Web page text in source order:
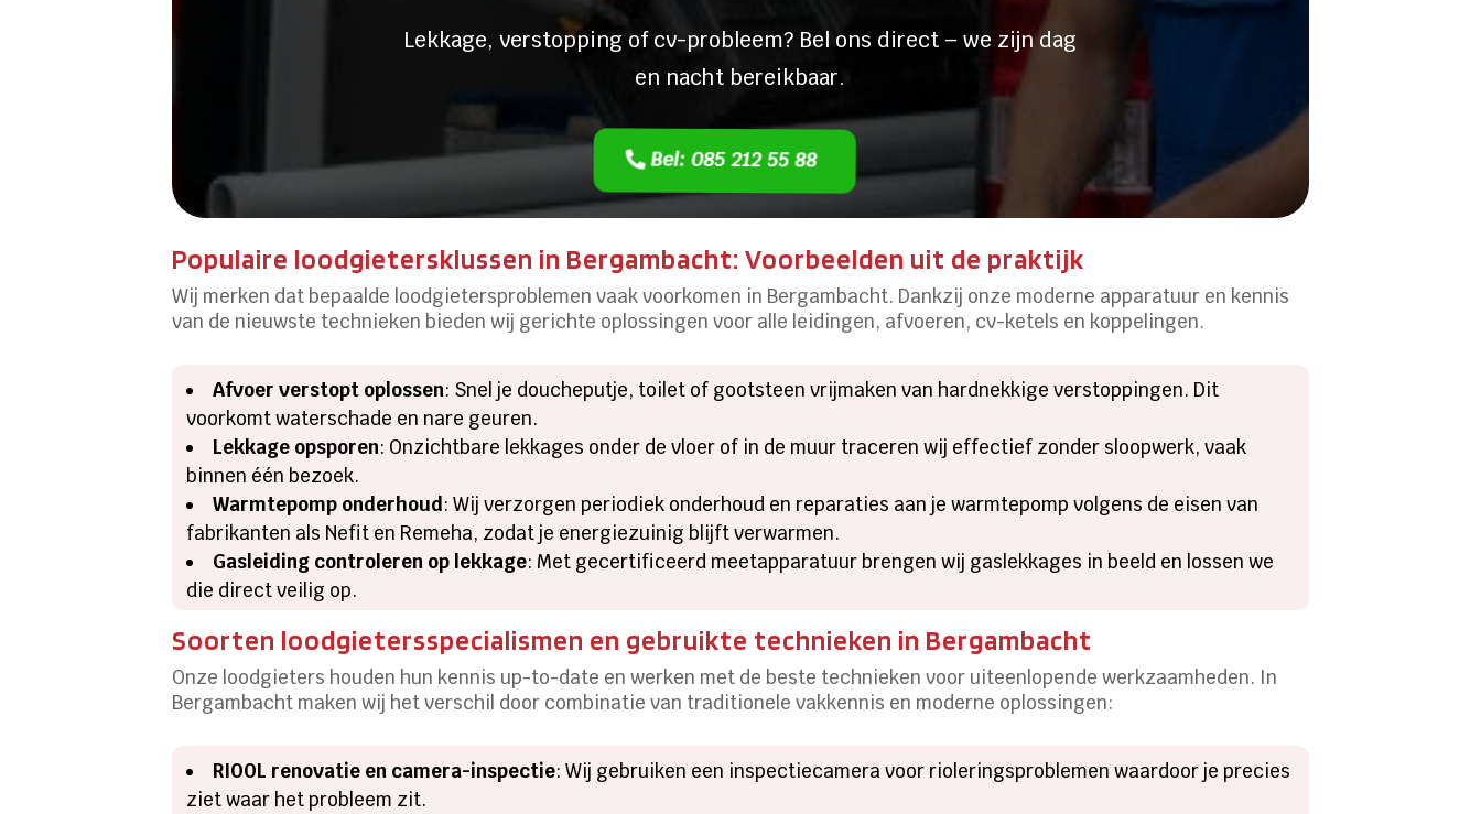
Lekkage, verstopping of cv-probleem? Bel ons direct – we zijn dag
en nacht bereikbaar.
Bel: 085 212 55 88
Populaire loodgietersklussen in Bergambacht: Voorbeelden uit de praktijk
Wij merken dat bepaalde loodgietersproblemen vaak voorkomen in Bergambacht. Dankzij onze moderne apparatuur en kennis
van de nieuwste technieken bieden wij gerichte oplossingen voor alle leidingen, afvoeren, cv-ketels en koppelingen.
Afvoer verstopt oplossen: Snel je doucheputje, toilet of gootsteen vrijmaken van hardnekkige verstoppingen. Dit
voorkomt waterschade en nare geuren.
Lekkage opsporen: Onzichtbare lekkages onder de vloer of in de muur traceren wij effectief zonder sloopwerk, vaak
binnen één bezoek.
Warmtepomp onderhoud: Wij verzorgen periodiek onderhoud en reparaties aan je warmtepomp volgens de eisen van
fabrikanten als Nefit en Remeha, zodat je energiezuinig blijft verwarmen.
Gasleiding controleren op lekkage: Met gecertificeerd meetapparatuur brengen wij gaslekkages in beeld en lossen we
die direct veilig op.
Soorten loodgietersspecialismen en gebruikte technieken in Bergambacht
Onze loodgieters houden hun kennis up-to-date en werken met de beste technieken voor uiteenlopende werkzaamheden. In
Bergambacht maken wij het verschil door combinatie van traditionele vakkennis en moderne oplossingen:
RIOOL renovatie en camera-inspectie: Wij gebruiken een inspectiecamera voor rioleringsproblemen waardoor je precies
ziet waar het probleem zit.